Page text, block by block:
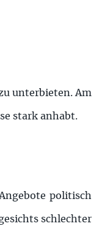
unterbieten. Am
stark anhabt.
politisch
schlechter